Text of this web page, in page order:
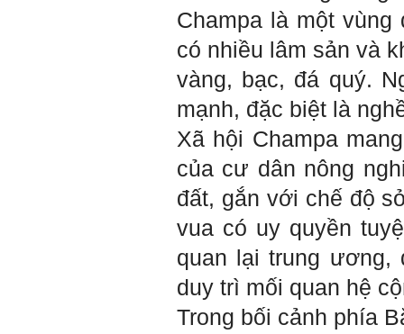
Champa là một vùng
có nhiều lâm sản và
vàng, bạc, đá quý.
mạnh, đặc biệt là
Xã hội Champa
của cư dân nông
đất, gắn với chế độ
vua có uy quyền
quan lại trung
duy trì mối quan hệ
Trong bối cảnh phía